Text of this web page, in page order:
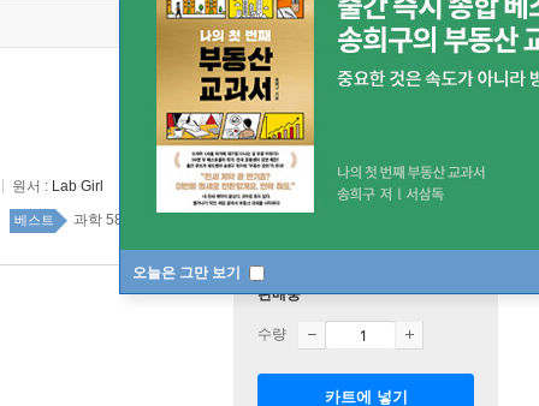
오늘은 그만 보기
원서 : Lab Girl
베스트 과학 58위
판매중
수량
카트에 넣기